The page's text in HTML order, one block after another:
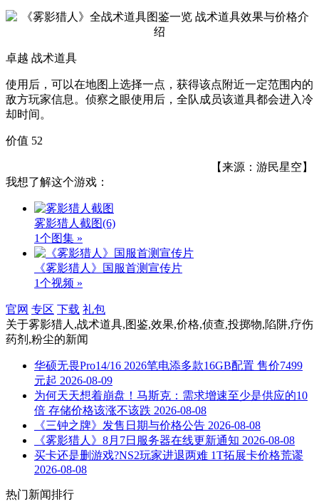
卓越 战术道具
使用后，可以在地图上选择一点，获得该点附近一定范围内的
敌方玩家信息。侦察之眼使用后，全队成员该道具都会进入冷
却时间。
价值 52
【来源：游民星空】
我想了解这个游戏：
雾影猎人截图(6)
1个图集 »
《雾影猎人》国服首测宣传片
1个视频 »
官网 专区 下载 礼包
关于雾影猎人,战术道具,图鉴,效果,价格,侦查,投掷物,陷阱,疗伤
药剂,粉尘的新闻
华硕无畏Pro14/16 2026笔电添多款16GB配置 售价7499
元起 2026-08-09
为何天天想着崩盘！马斯克：需求增速至少是供应的10
倍 存储价格该涨不该跌 2026-08-08
《三钟之牌》发售日期与价格公告 2026-08-08
《雾影猎人》8月7日服务器在线更新通知 2026-08-08
买卡还是删游戏?NS2玩家进退两难 1T拓展卡价格荒谬
2026-08-08
热门新闻排行